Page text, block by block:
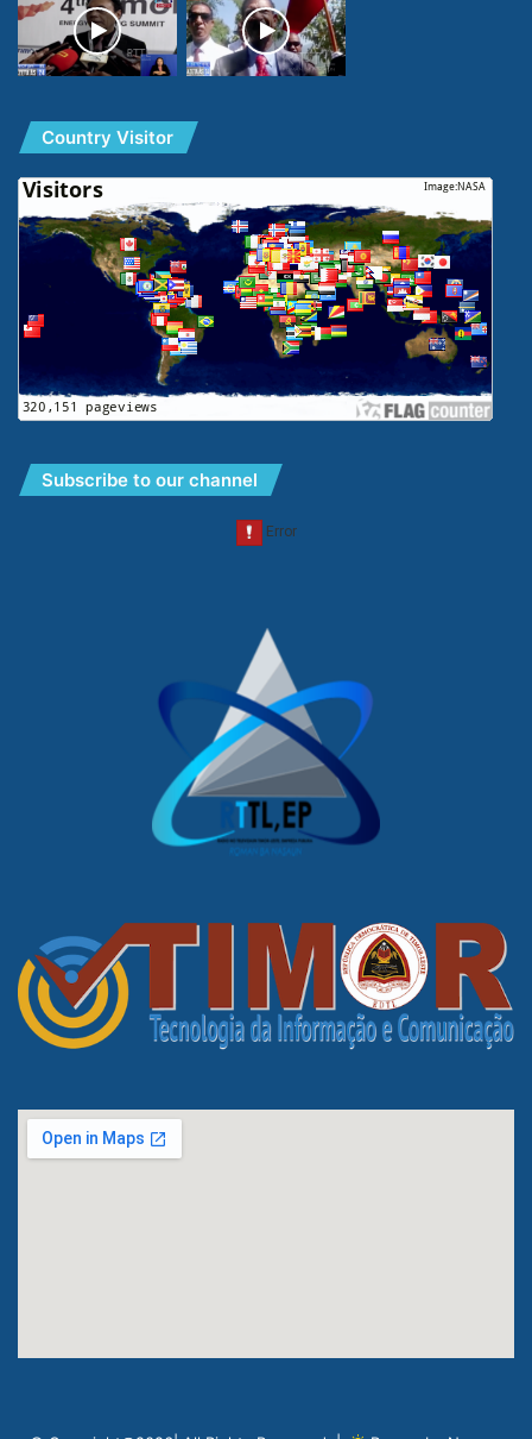
Country Visitor
Subscribe to our channel